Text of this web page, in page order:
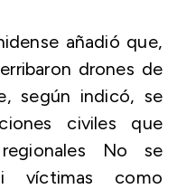
añadió que,
drones de
según indicó, se
civiles que
No se
víctimas como